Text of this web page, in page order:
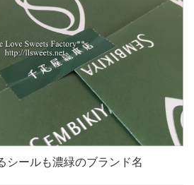
シールも濃緑のブランド名